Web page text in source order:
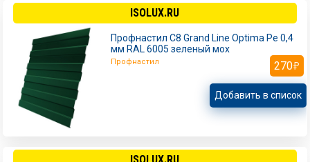
ISOLUX.RU
Профнастил С8 Grand Line Optima Pe 0,4
мм RAL 6005 зеленый мох
Профнастил 270
Добавить в список